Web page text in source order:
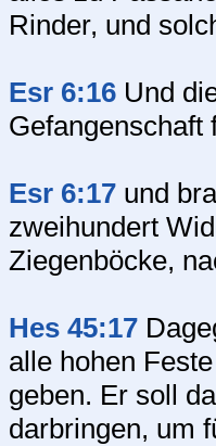
Rinder, und
Esr 6:16 Und
Gefangenschaft
Esr 6:17 und
zweihundert
Ziegenböcke,
Hes 45:17
alle hohen
geben. Er soll
darbringen, um